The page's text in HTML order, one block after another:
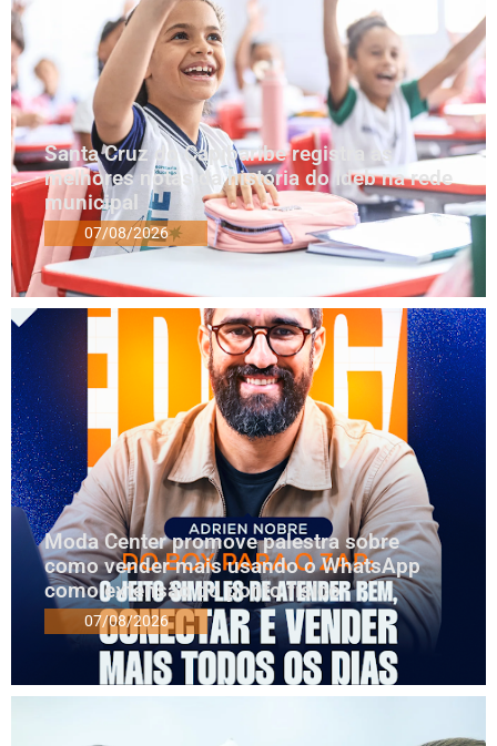
Santa Cruz do Capibaribe registra as
melhores notas da história do Ideb na rede
municipal
07/08/2026
Moda Center promove palestra sobre
como vender mais usando o WhatsApp
como extensão do ponto físico
07/08/2026